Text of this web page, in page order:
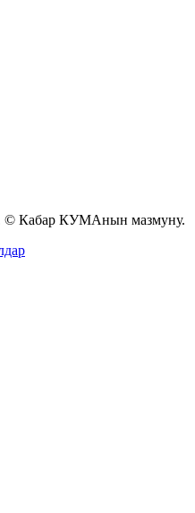
© Кабар КУМАнын мазмуну.